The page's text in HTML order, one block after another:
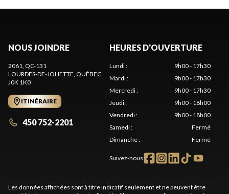
NOUS JOINDRE
2061, QC-131
LOURDES-DE-JOLIETTE, QUÉBEC
J0K 1K0
ITINÉRAIRE
450 752-2201
HEURES D'OUVERTURE
Lundi:
9h00 - 17h30
Mardi:
9h00 - 17h30
Mercredi:
9h00 - 17h30
Jeudi:
9h00 - 18h00
Vendredi:
9h00 - 18h00
Samedi:
Fermé
Dimanche: Fermé
Suivez-nous
Les données affichées sont à titre indicatif seulement et ne peuvent être